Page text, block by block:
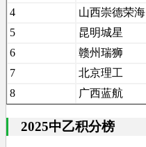
4
山西崇德荣海
5
昆明城星
6
赣州瑞狮
7
北京理工
8
广西蓝航
2025中乙积分榜